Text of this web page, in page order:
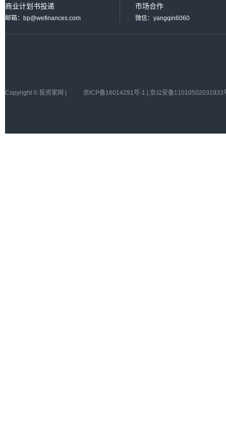
商业计划书投递
邮箱：bp@wefinances.com
市场合作
微信：yangqin6060
Copyright © 投资家网 | 京ICP备16014291号-1 | 京公安备11010502031933